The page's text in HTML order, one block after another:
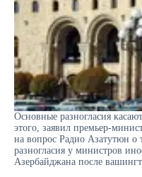
Основные разногласия
этого, заявил премьер-
на вопрос Радио Азатутюн о
разногласия у министров
Азербайджана после